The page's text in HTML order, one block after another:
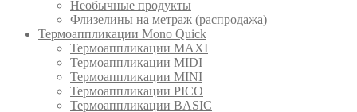
Необычные продукты
Флизелины на метраж (распродажа)
Термоаппликации Mono Quick
Термоаппликации MAXI
Термоаппликации MIDI
Термоаппликации MINI
Термоаппликации PICO
Термоаппликации BASIC